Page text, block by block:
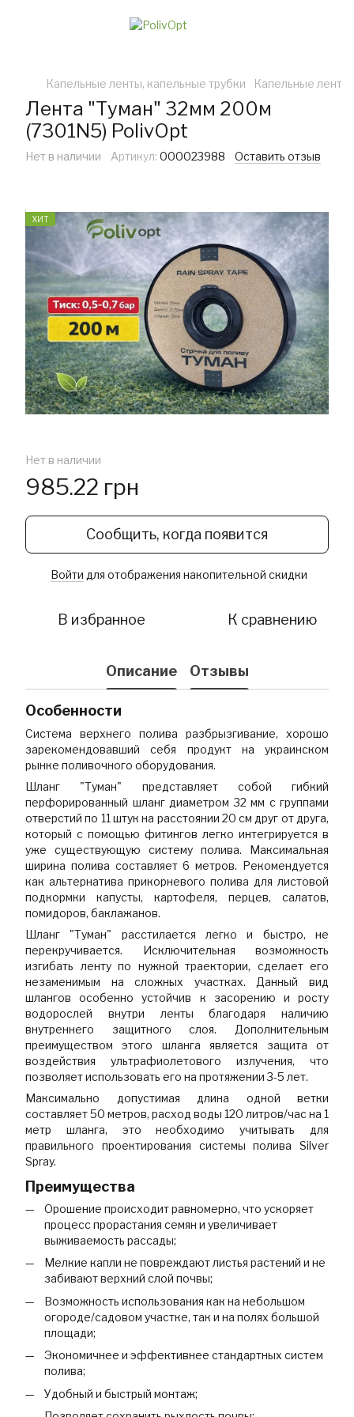
Капельные ленты, капельные трубки Капельные ленты
Лента "Туман" 32мм 200м
(7301N5) PolivOpt
Нет в наличии Артикул: 000023988 Оставить отзыв
ХИТ
Нет в наличии
985.22 грн
Сообщить, когда появится
Войти для отображения накопительной скидки
В избранное К сравнению
Описание Отзывы
Особенности
Система верхнего полива разбрызгивание, хорошо
зарекомендовавший себя продукт на украинском
рынке поливочного оборудования.
Шланг "Туман" представляет собой гибкий
перфорированный шланг диаметром 32 мм с группами
отверстий по 11 штук на расстоянии 20 см друг от друга,
который с помощью фитингов легко интегрируется в
уже существующую систему полива. Максимальная
ширина полива составляет 6 метров. Рекомендуется
как альтернатива прикорневого полива для листовой
подкормки капусты, картофеля, перцев, салатов,
помидоров, баклажанов.
Шланг "Туман" расстилается легко и быстро, не
перекручивается. Исключительная возможность
изгибать ленту по нужной траектории, сделает его
незаменимым на сложных участках. Данный вид
шлангов особенно устойчив к засорению и росту
водорослей внутри ленты благодаря наличию
внутреннего защитного слоя. Дополнительным
преимуществом этого шланга является защита от
воздействия ультрафиолетового излучения, что
позволяет использовать его на протяжении 3-5 лет.
Максимально допустимая длина одной ветки
составляет 50 метров, расход воды 120 литров/час на 1
метр шланга, это необходимо учитывать для
правильного проектирования системы полива Silver
Spray.
Преимущества
Орошение происходит равномерно, что ускоряет
процесс прорастания семян и увеличивает
выживаемость рассады;
Мелкие капли не повреждают листья растений и не
забивают верхний слой почвы;
Возможность использования как на небольшом
огороде/садовом участке, так и на полях большой
площади;
Экономичнее и эффективнее стандартных систем
полива;
Удобный и быстрый монтаж;